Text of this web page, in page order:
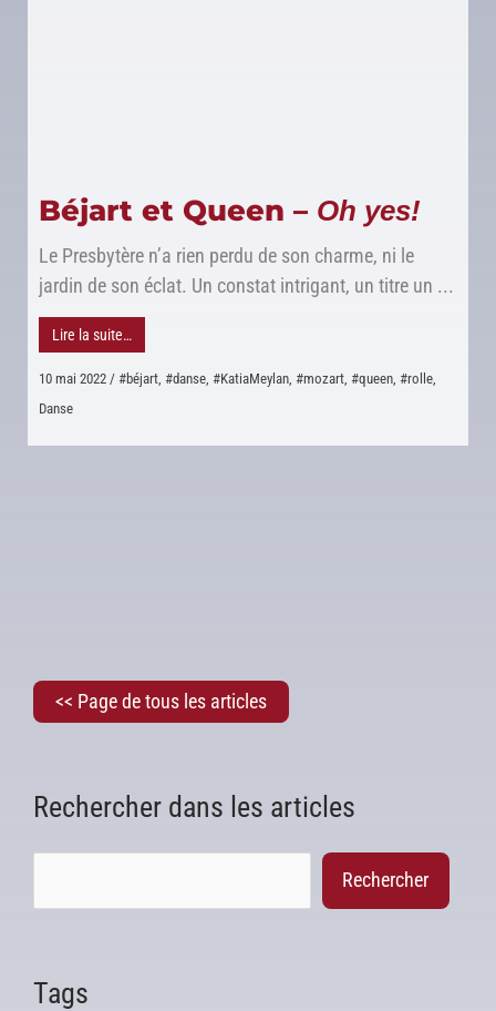
Béjart et Queen – Oh yes!
Le Presbytère n’a rien perdu de son charme, ni le
jardin de son éclat. Un constat intrigant, un titre un ...
Lire la suite…
10 mai 2022/ #béjart, #danse, #KatiaMeylan, #mozart, #queen, #rolle,
Danse
<< Page de tous les articles
Rechercher dans les articles
Rechercher
Tags